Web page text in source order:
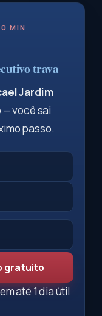
MIN
trava
Jardim
— você sai
passo.
gratuito
até 1 dia útil